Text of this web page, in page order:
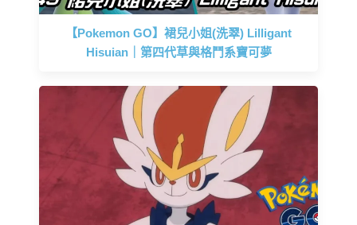
【Pokemon GO】裙兒小姐(洗翠) Lilligant
Hisuian｜第四代草與格鬥系寶可夢